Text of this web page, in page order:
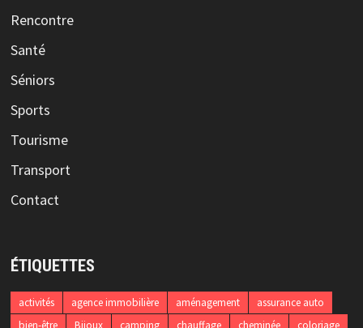
Rencontre
Santé
Séniors
Sports
Tourisme
Transport
Contact
ÉTIQUETTES
activités agence immobilière aménagement
assurance auto
bien-être
Bijoux camping chauffage cheminée
coloriage